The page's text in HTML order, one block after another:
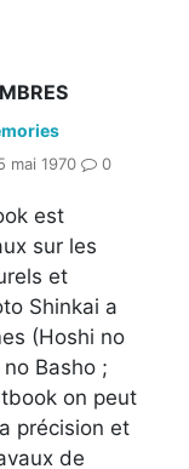
mai 1970
0
est
sur les
et
Shinkai a
(Hoshi no
Basho ;
on peut
précision et
de